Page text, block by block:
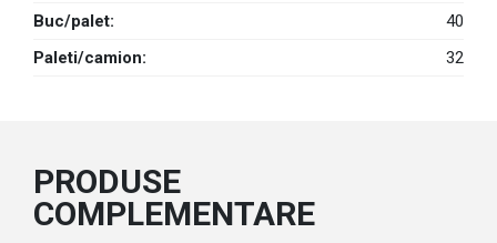
Buc/palet:
40
Paleti/camion:
32
PRODUSE
COMPLEMENTARE